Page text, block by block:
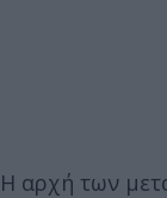
Η αρχή των